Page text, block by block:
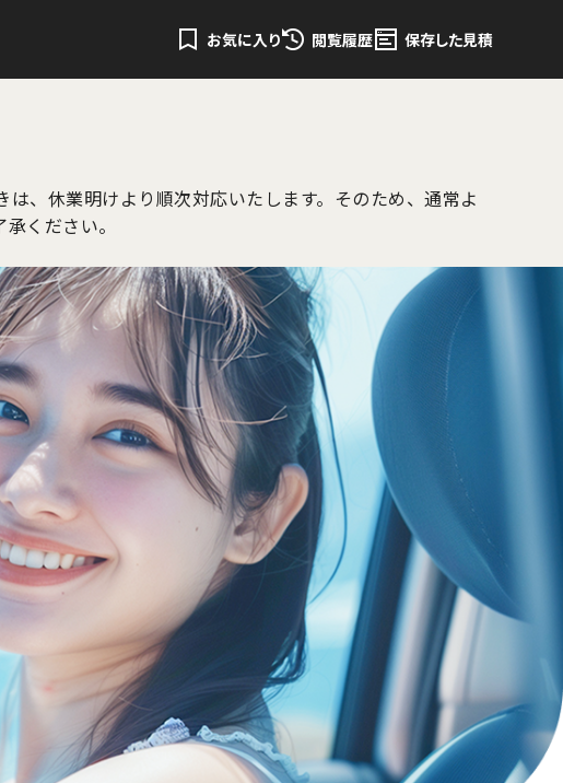
お気に入り 閲覧履歴 保存した見積
、休業明けより順次対応いたします。そのため、通常よ
ください。